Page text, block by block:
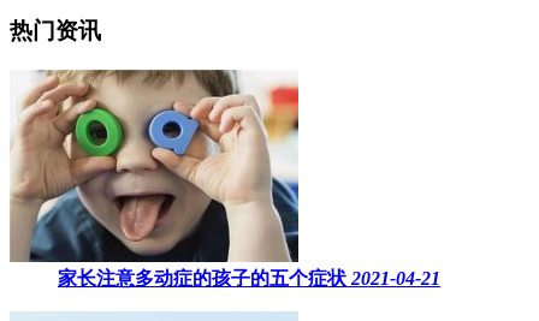
热门资讯
家长注意多动症的孩子的五个症状 2021-04-21